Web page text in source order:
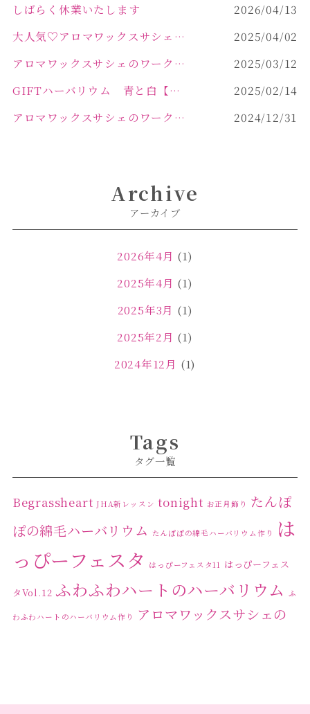
しばらく休業いたします
2026/04/13
大人気♡アロマワックスサシェ作り
2025/04/02
アロマワックスサシェのワークショップinPOLA中込原店 VOL.2
2025/03/12
GIFTハーバリウム 青と白【佐久市 ハーバリウム ギフト】
2025/02/14
アロマワックスサシェのワークショップinPOLA中込原店ご報告【佐久市 キャンドル サシェ】
2024/12/31
Archive
アーカイブ
2026年4月 (1)
2025年4月 (1)
2025年3月 (1)
2025年2月 (1)
2024年12月 (1)
2024年3月(2)
2024年2月
2024年1月(1)
2023年12月
2023年11月
2023年9月
(1)
Tags
タグ一覧
Begrassheart JHA新レッスン tonight お正月飾り たんぽ
ぽの綿毛ハーバリウム たんぽぽの綿毛ハーバリウム作り
は
っぴーフェスタ
はっぴーフェスタ11 はっぴーフェス
タVol.12 ふわふわハートのハーバリウム ふ
わふわハートのハーバリウム作り
アロマワックスサシェの